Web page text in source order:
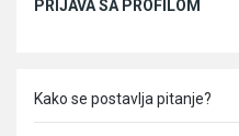
PRIJAVA SA PROFILOM
Kako se postavlja pitanje?